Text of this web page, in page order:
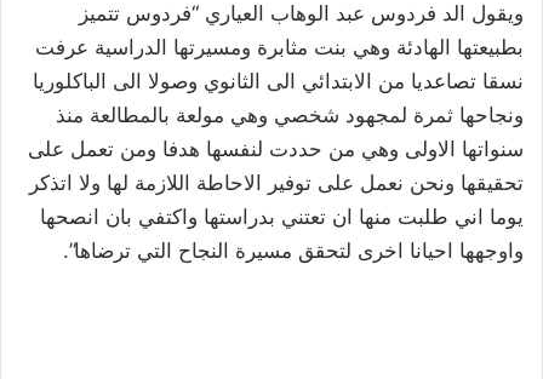
ويقول الد فردوس عبد الوهاب العياري “فردوس تتميز
بطبيعتها الهادئة وهي بنت مثابرة ومسيرتها الدراسية عرفت
نسقا تصاعديا من الابتدائي الى الثانوي وصولا الى الباكلوريا
ونجاحها ثمرة لمجهود شخصي وهي مولعة بالمطالعة منذ
سنواتها الاولى وهي من حددت لنفسها هدفا ومن تعمل على
تحقيقها ونحن نعمل على توفير الاحاطة اللازمة لها ولا اتذكر
يوما اني طلبت منها ان تعتني بدراستها واكتفي بان انصحها
واوجهها احيانا اخرى لتحقق مسيرة النجاح التي ترضاها”.